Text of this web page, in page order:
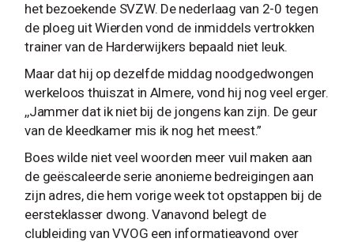
het bezoekende SVZW. De nederlaag van 2-0 tegen
de ploeg uit Wierden vond de inmiddels vertrokken
trainer van de Harderwijkers bepaald niet leuk.
Maar dat hij op dezelfde middag noodgedwongen
werkeloos thuiszat in Almere, vond hij nog veel erger.
,,Jammer dat ik niet bij de jongens kan zijn. De geur
van de kleedkamer mis ik nog het meest.”
Boes wilde niet veel woorden meer vuil maken aan
de geëscaleerde serie anonieme bedreigingen aan
zijn adres, die hem vorige week tot opstappen bij de
eersteklasser dwong. Vanavond belegt de
clubleiding van VVOG een informatieavond over